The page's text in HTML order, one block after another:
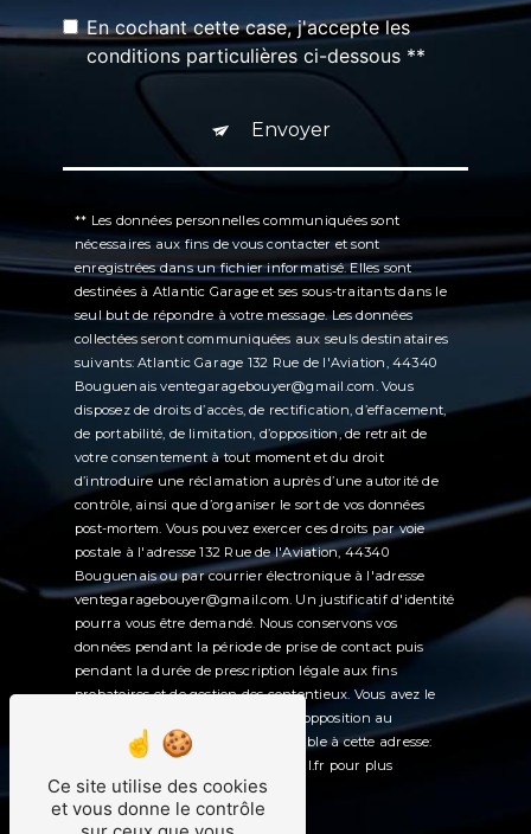
En cochant cette case, j'accepte les
conditions particulières ci-dessous **
Envoyer
** Les données personnelles communiquées sont
nécessaires aux fins de vous contacter et sont
enregistrées dans un fichier informatisé. Elles sont
destinées à Atlantic Garage et ses sous-traitants dans le
seul but de répondre à votre message. Les données
collectées seront communiquées aux seuls destinataires
suivants: Atlantic Garage 132 Rue de l'Aviation, 44340
Bouguenais ventegaragebouyer@gmail.com. Vous
disposez de droits d’accès, de rectification, d’effacement,
de portabilité, de limitation, d’opposition, de retrait de
votre consentement à tout moment et du droit
d’introduire une réclamation auprès d’une autorité de
contrôle, ainsi que d’organiser le sort de vos données
post-mortem. Vous pouvez exercer ces droits par voie
postale à l'adresse 132 Rue de l'Aviation, 44340
Bouguenais ou par courrier électronique à l'adresse
ventegaragebouyer@gmail.com. Un justificatif d'identité
pourra vous être demandé. Nous conservons vos
données pendant la période de prise de contact puis
pendant la durée de prescription légale aux fins
probatoires et de gestion des contentieux. Vous avez le
droit de vous inscrire sur la liste d'opposition au
démarchage téléphonique, disponible à cette adresse:
. Consultez le site cnil.fr pour plus
d’informations sur vos droits.
Ce site utilise des cookies
et vous donne le contrôle